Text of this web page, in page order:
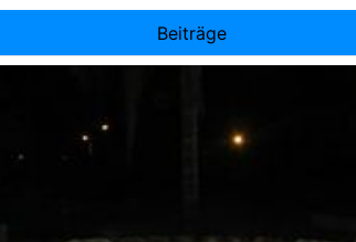
Beiträge